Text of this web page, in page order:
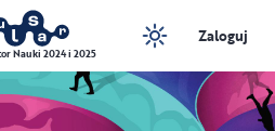
Nauki 2024 i 2025
Zaloguj